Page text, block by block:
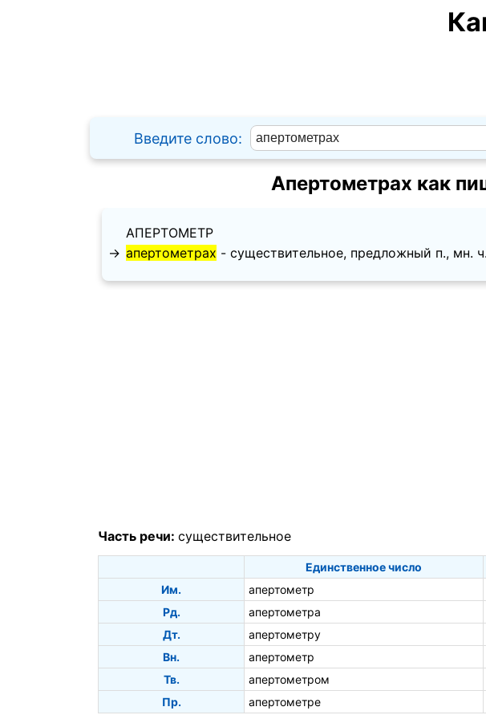
Введите слово:
Апертометрах как
АПЕРТОМЕТР
→ апертометрах - существительное, предложный п., мн. ч.
Часть речи: существительное
Единственное число
Им.
апертометр
Рд.
апертометра
Дт.
апертометру
Вн.
апертометр
Тв.
апертометром
Пр.
апертометре